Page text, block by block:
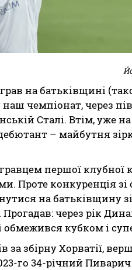
на батьківщині
чемпіонат, через
Сталі. Втім, уже
– майбутня
першої клубної
Проте конкуренція зі
на батьківщину
через рік
кубком і
за збірну Хорватії,
го 34-річний